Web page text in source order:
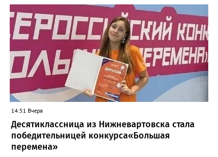
сообщили, что причиной нарушения целостности асфальта
стал "подмыв основания покрытия проезда после обильных
осадков". "Восстановительные работы в рамках гарантийных
обязательств контракта будет проводить подрядная
организация, которая привлекалась ООО "Нижневартовские
коммунальные системы", срок до 15 августа 2026 года.
В настоящее время приемка работ со стороны ООО "НКС" не
осуществлялась. Восстановление за счет средств подрядной
организации", - рассказали в департаменте.
14:51 Вчера
Десятиклассница из Нижневартовска стала
победительницей конкурса«Большая
перемена»